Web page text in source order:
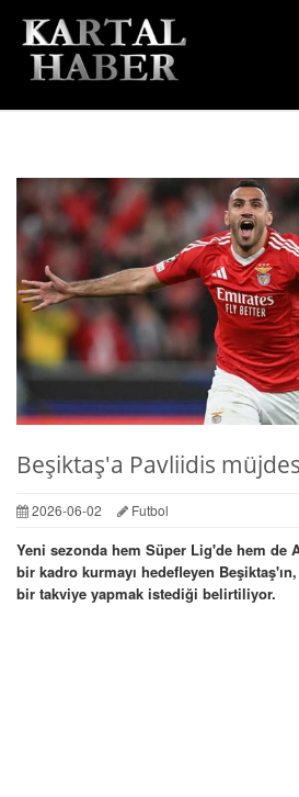
Beşiktaş'a Pavliidis
2026-06-02 Futbol
Yeni sezonda hem Süper Lig'de hem de
bir kadro kurmayı hedefleyen
bir takviye yapmak istediği belirtiliyor.